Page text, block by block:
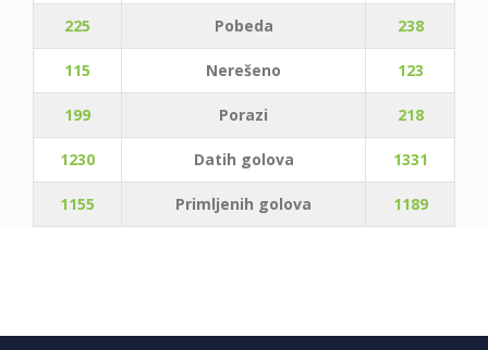
225 Pobeda 238
115 Nerešeno 123
199 Porazi 218
1230 Datih golova 1331
1155 Primljenih golova 1189